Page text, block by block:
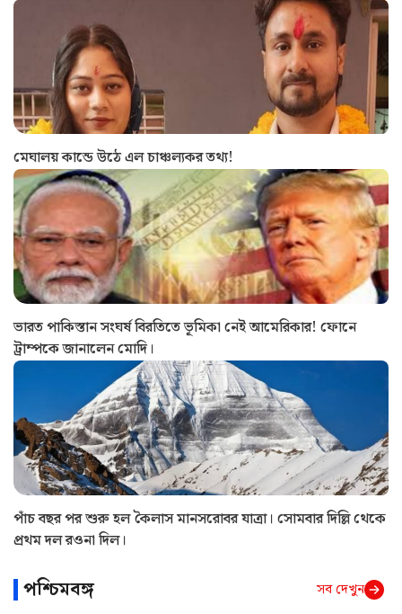
মেঘালয় কান্ডে উঠে এল চাঞ্চল্যকর তথ্য!
ভারত পাকিস্তান সংঘর্ষ বিরতিতে ভূমিকা নেই আমেরিকার! ফোনে
ট্রাম্পকে জানালেন মোদি।
পাঁচ বছর পর শুরু হল কৈলাস মানসরোবর যাত্রা। সোমবার দিল্লি থেকে
প্রথম দল রওনা দিল।
পশ্চিমবঙ্গ সব দেখুন